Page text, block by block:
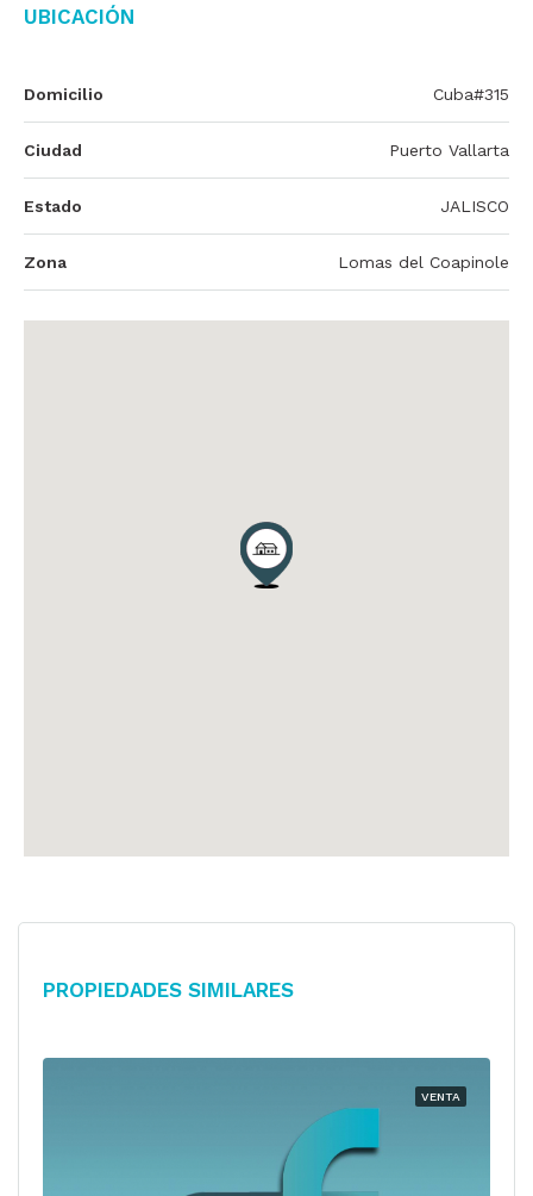
Ubicación
Domicilio Cuba#315
Ciudad Puerto Vallarta
Estado JALISCO
Zona Lomas del Coapinole
Propiedades Similares
VENTA